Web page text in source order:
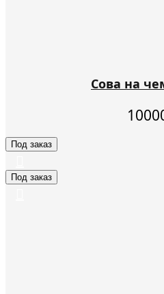
Сова на
Под заказ
Под заказ